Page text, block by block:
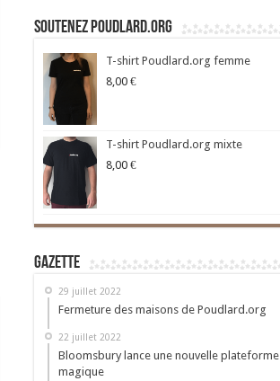
Soutenez Poudlard.org
T-shirt Poudlard.org femme
8,00 €
T-shirt Poudlard.org mixte
8,00 €
Gazette
29 juillet 2022
Fermeture des maisons de Poudlard.org
22 juillet 2022
Bloomsbury lance une nouvelle plateforme
magique